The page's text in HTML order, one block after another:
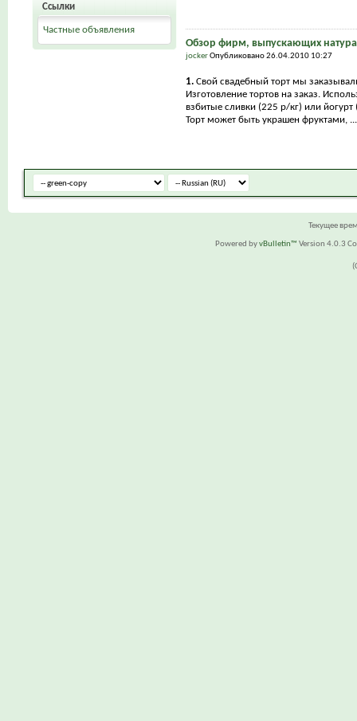
Обзор фирм, выпускающих
jockerОпубликовано 26.04.2010 10:27
1. Свой свадебный торт мы
Изготовление тортов на заказ.
взбитые сливки (225 р/кг) или йогурт
Торт может быть украшен фруктами, ...
Ссылки
Частные объявления
Текущее
Powered byvBulletin™ Version 4.0.3